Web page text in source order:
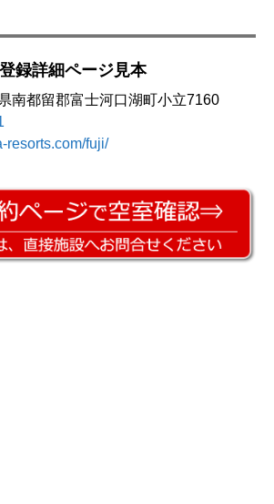
録詳細ページ見本
南都留郡富士河口湖町小立7160
resorts.com/fuji/